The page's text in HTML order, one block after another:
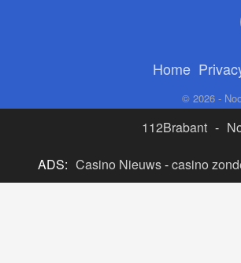
Home
© 2026 -
112Brabant -
ADS: Casino Nieuws-casino